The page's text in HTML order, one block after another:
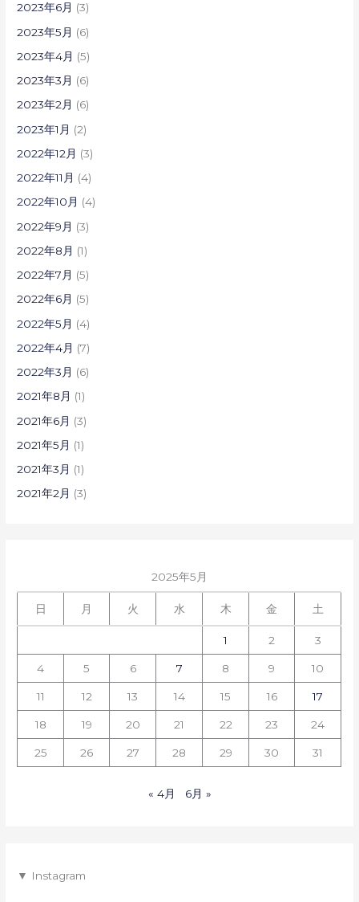
2023年6月 (3)
2023年5月 (6)
2023年4月 (5)
2023年3月 (6)
2023年2月 (6)
2023年1月 (2)
2022年12月 (3)
2022年11月 (4)
2022年10月 (4)
2022年9月 (3)
2022年8月 (1)
2022年7月 (5)
2022年6月 (5)
2022年5月 (4)
2022年4月 (7)
2022年3月 (6)
2021年8月 (1)
2021年6月 (3)
2021年5月 (1)
2021年3月 (1)
2021年2月 (3)
2025年5月
日 月 火 水 木 金 土
1 2 3
4 5 6 7 8 9 10
11 12 13 14 15 16 17
18 19 20 21 22 23 24
25 26 27 28 29 30 31
« 4月 6月 »
▼ Instagram